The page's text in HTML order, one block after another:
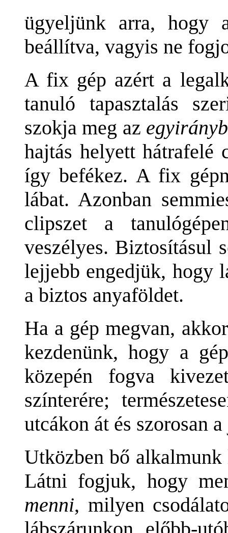
ügyeljünk arra, hogy
beállítva, vagyis ne
A fix gép azért a
tanuló tapasztalás
szokja meg az
hajtás helyett hátrafelé
így befékez. A fix
lábat. Azonban
clipszet a
veszélyes. Biztosításul
lejjebb engedjük, hogy
a biztos anyaföldet.
Ha a gép megvan,
kezdenünk, hogy a
közepén fogva
színterére;
utcákon át és szorosan
Utközben bő
Látni fogjuk, hogy
menni, milyen